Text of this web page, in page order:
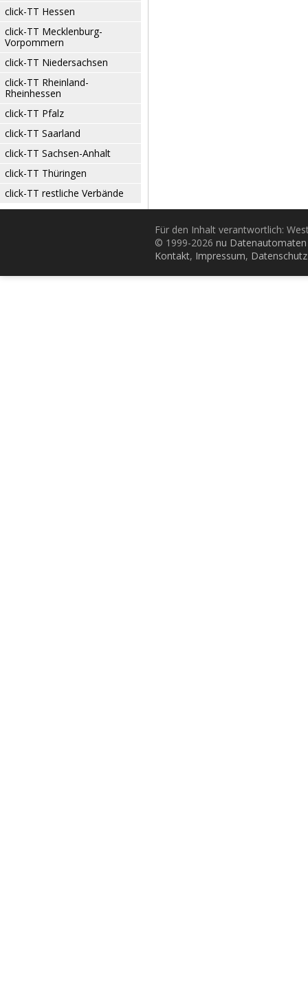
click-TT Hessen
click-TT Mecklenburg-
Vorpommern
click-TT Niedersachsen
click-TT Rheinland-
Rheinhessen
click-TT Pfalz
click-TT Saarland
click-TT Sachsen-Anhalt
click-TT Thüringen
click-TT restliche Verbände
Für den Inhalt verantwortlich:
© 1999-2026 nu
Kontakt, Impressum, Datenschutz